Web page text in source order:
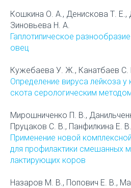
Кошкина О. А., Денискова Т. Е.,
Зиновьева Н. А.
Гаплотипическое
овец
Кужебаева У. Ж., Канатбаев С.
Определение вируса лейкоза у
скота серологическим
Мирошниченко П. В.,
Пруцаков С. В., Панфилкина Е. В.
Применение новой
для профилактики смешанных
лактирующих коров
Назаров М. В., Попович Е. В.,